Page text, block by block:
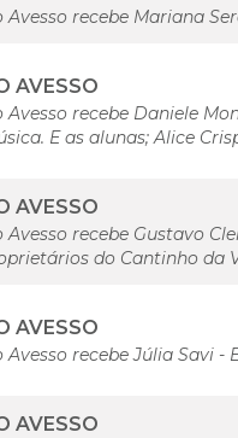
Avesso recebe Mariana
AVESSO
Avesso recebe Daniele
E as alunas; Alice
AVESSO
Avesso recebe Gustavo
do Cantinho da
AVESSO
Avesso recebe Júlia Savi
AVESSO